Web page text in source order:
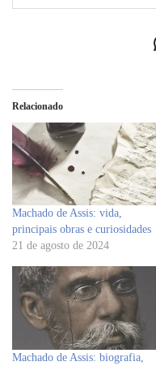
Relacionado
Machado de Assis: vida,
principais obras e curiosidades
21 de agosto de 2024
Machado de Assis: biografia,